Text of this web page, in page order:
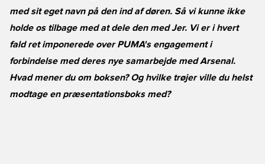
med sit eget navn på den ind af døren. Så vi kunne ikke
holde os tilbage med at dele den med Jer. Vi er i hvert
fald ret imponerede over PUMA's engagement i
forbindelse med deres nye samarbejde med Arsenal.
Hvad mener du om boksen? Og hvilke trøjer ville du helst
modtage en præsentationsboks med?